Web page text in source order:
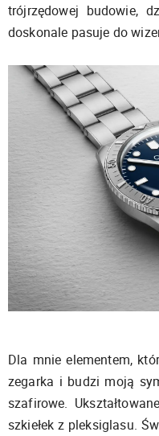
trójrzędowej budowie,
doskonale pasuje do
Dla mnie elementem,
zegarka i budzi moją
szafirowe.
szkiełek z pleksiglasu.